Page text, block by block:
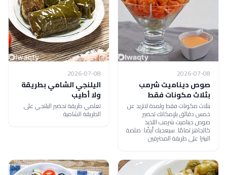
2026-07-08
صوص ديناميت شرمب
بثلاث مكونات فقط
بثلاث مكونات فقط ولمدة لاتزيد عن
خمس دقائق بلإمكانك تحضير
صوص ديناميت شرمب اللذيذ
كالجاهز تمامًا. سيعجبك أيضًا: صلصة
البيتزا على طريقة المحترفين
2026-07-08
اليلنجي الشامي بطريقة
ولا أطيب
تعلمي طريقة تحضير اليلنجي على
الطريقة الشامية